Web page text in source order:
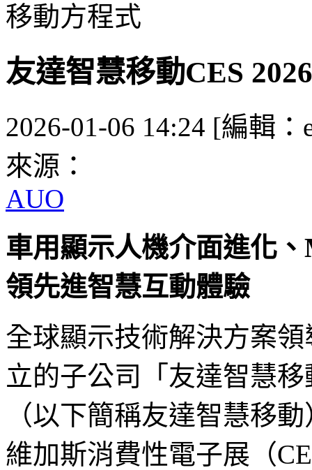
移動方程式
友達智慧移動CES
2026-01-06 14:24 [編輯：
來源：
AUO
車用顯示人機介面進化
領先進智慧互動體驗
全球顯示技術解決方案
立的子公司「友達智慧
（以下簡稱友達智慧移
維加斯消費性電子展（